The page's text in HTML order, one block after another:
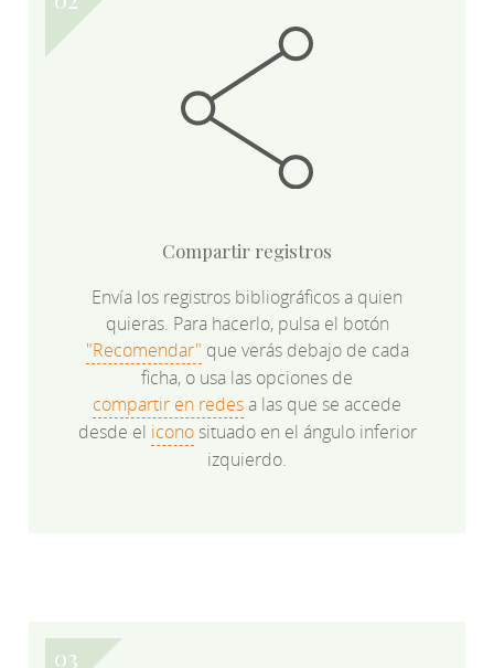
Compartir registros
Envía los registros bibliográficos a quien
quieras. Para hacerlo, pulsa el botón
"Recomendar" que verás debajo de cada
ficha, o usa las opciones de
compartir en redesa las que se accede
desde el iconosituado en el ángulo inferior
izquierdo.